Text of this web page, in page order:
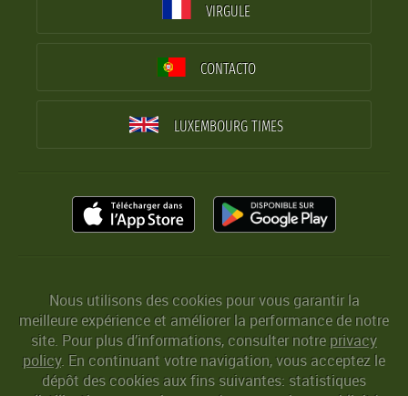
VIRGULE
CONTACTO
LUXEMBOURG TIMES
Nous utilisons des cookies pour vous garantir la
meilleure expérience et améliorer la performance de notre
site. Pour plus d’informations, consulter notreprivacy
policy. En continuant votre navigation, vous acceptez le
dépôt des cookies aux fins suivantes: statistiques